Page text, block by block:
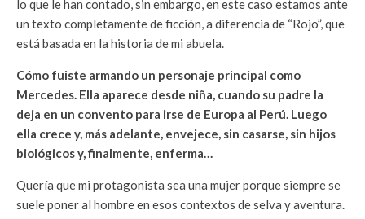
lo que le han contado, sin embargo, en este caso estamos ante
un texto completamente de ficción, a diferencia de “Rojo”, que
está basada en la historia de mi abuela.
Cómo fuiste armando un personaje principal como
Mercedes. Ella aparece desde niña, cuando su padre la
deja en un convento para irse de Europa al Perú. Luego
ella crece y, más adelante, envejece, sin casarse, sin hijos
biológicos y, finalmente, enferma…
Quería que mi protagonista sea una mujer porque siempre se
suele poner al hombre en esos contextos de selva y aventura.